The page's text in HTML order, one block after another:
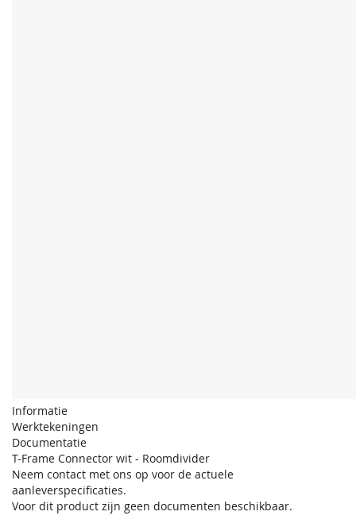
Informatie
Werktekeningen
Documentatie
T-Frame Connector wit - Roomdivider
Neem contact met ons op voor de actuele
aanleverspecificaties.
Voor dit product zijn geen documenten beschikbaar.